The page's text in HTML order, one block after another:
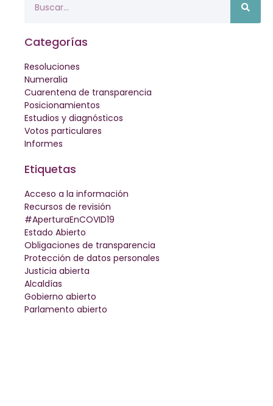
Categorías
Resoluciones
Numeralia
Cuarentena de transparencia
Posicionamientos
Estudios y diagnósticos
Votos particulares
Informes
Etiquetas
Acceso a la información
Recursos de revisión
#AperturaEnCOVID19
Estado Abierto
Obligaciones de transparencia
Protección de datos personales
Justicia abierta
Alcaldías
Gobierno abierto
Parlamento abierto